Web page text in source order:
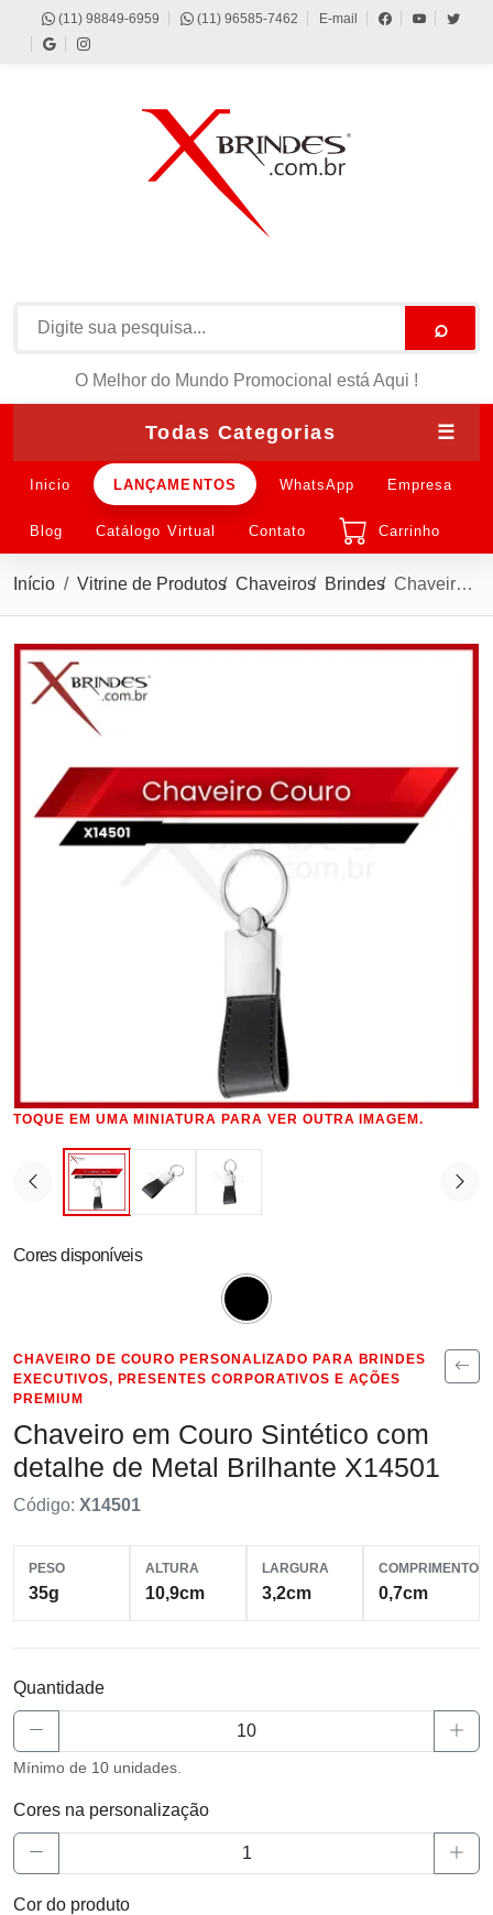
(11) 98849-6959 (11) 96585-7462 E-mail
⌕
O Melhor do Mundo Promocional está Aqui !
Todas Categorias ☰
Inicio LANÇAMENTOS WhatsApp Empresa
Blog Catálogo Virtual Contato Carrinho
Início Vitrine de Produtos Chaveiros Brindes Chaveiro em Couro Sintético com detalhe de Metal Brilhante X14501
TOQUE EM UMA MINIATURA PARA VER OUTRA IMAGEM.
Cores disponíveis
CHAVEIRO DE COURO PERSONALIZADO PARA BRINDES
EXECUTIVOS, PRESENTES CORPORATIVOS E AÇÕES
PREMIUM
Chaveiro em Couro Sintético com
detalhe de Metal Brilhante X14501
Código: X14501
PESO
35g
ALTURA
10,9cm
LARGURA
3,2cm
COMPRIMENTO
0,7cm
Quantidade
Mínimo de 10 unidades.
Cores na personalização
Cor do produto